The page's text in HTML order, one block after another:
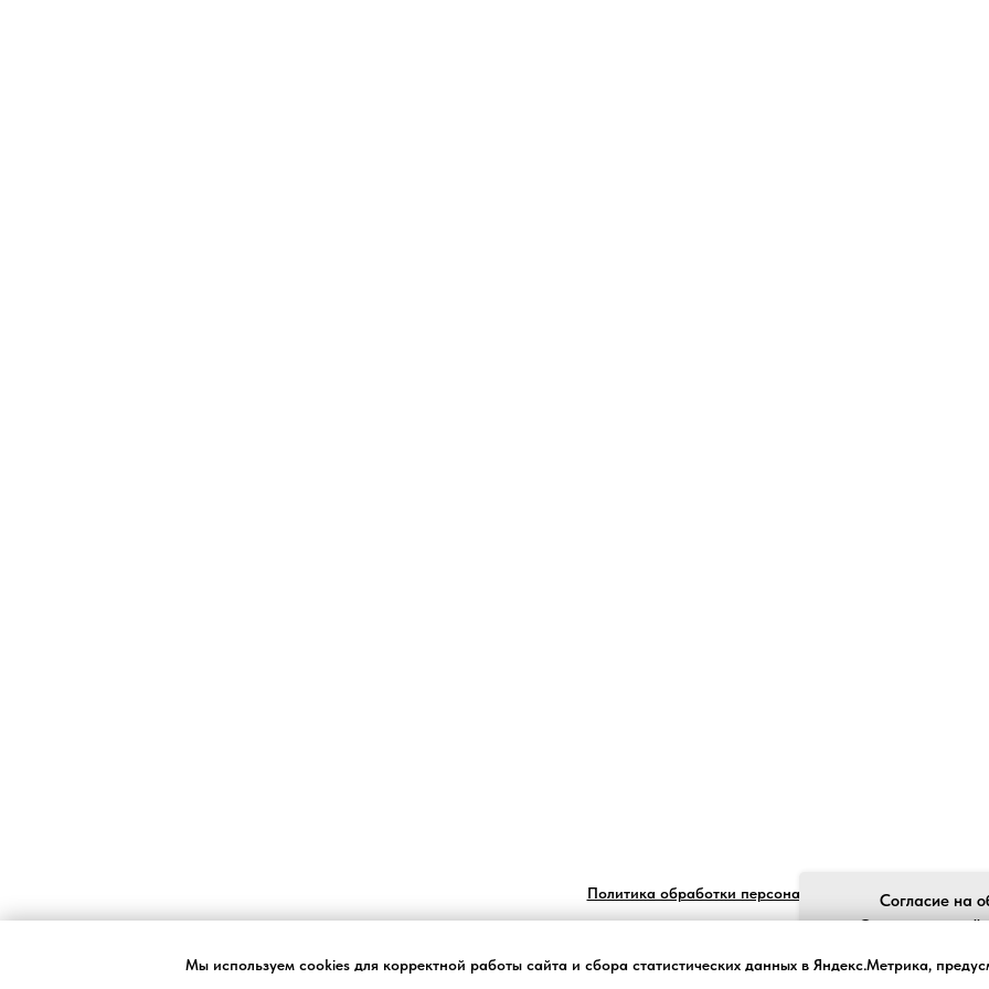
Политика обработки персональных данныхСогласие на
Ставя отметку
законом №152-ФЗ
Мы используем cookies для корректной работы сайта и сбора статистических данных в Яндекс.Метрика,